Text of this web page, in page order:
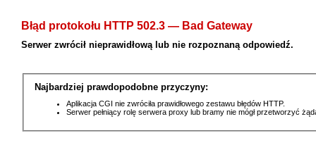
Błąd protokołu HTTP 502.3 — Bad Gateway
Serwer zwrócił nieprawidłową lub nie rozpoznaną odpowiedź.
Najbardziej prawdopodobne przyczyny:
Aplikacja CGI nie zwróciła prawidłowego zestawu błędów HTTP.
Serwer pełniący rolę serwera proxy lub bramy nie mógł przetworzyć